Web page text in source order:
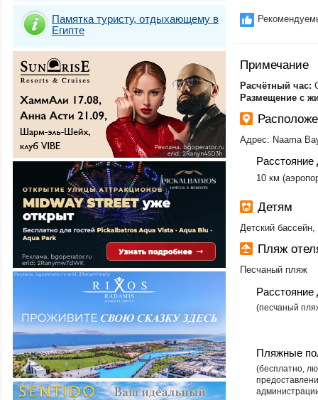
Памятка туристу, отдыхающему в
Египте
Примечание
​Расчётный час:
Размещение с
Адрес: Naama
Расстояние
10 км
Детям
Детский
Пляж
Песчаный пляж
​(песчаный
Пляжные
​(бесплатно,